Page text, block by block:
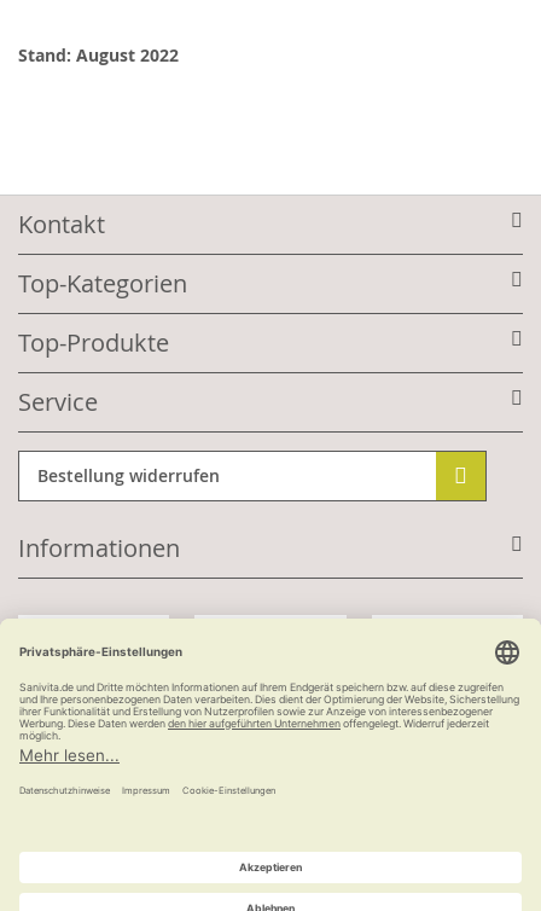
Stand: August 2022
Kontakt
Top-Kategorien
Top-Produkte
Service
Bestellung widerrufen
Informationen
Kauf auf Rechnung
versandkostenfrei